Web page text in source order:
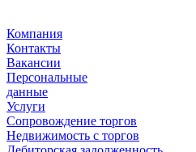
Компания
Контакты
Вакансии
Персональные
данные
Услуги
Сопровождение торгов
Недвижимость с торгов